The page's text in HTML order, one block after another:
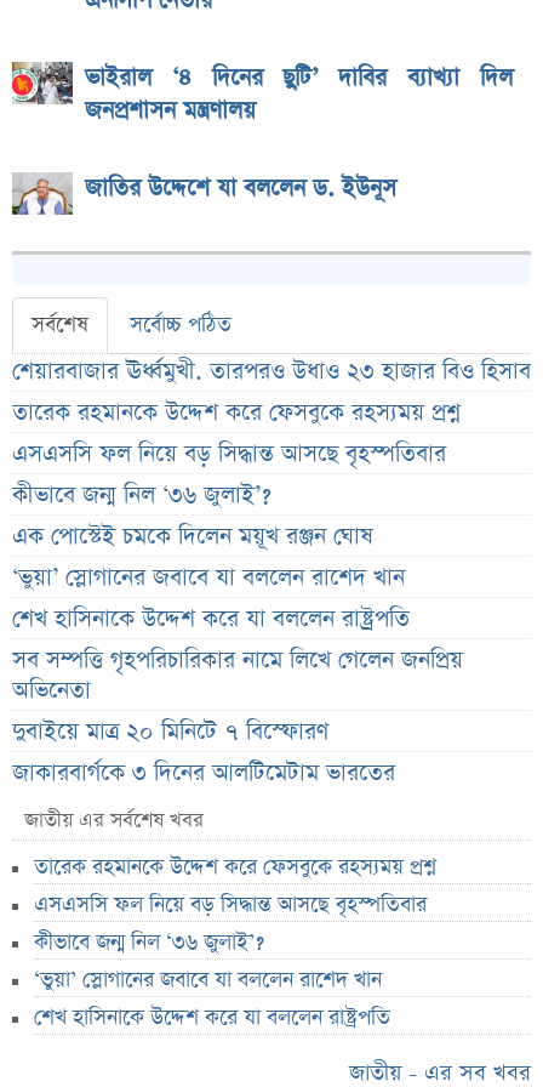
ভাইরাল ‘৪ দিনের ছুটি’ দাবির ব্যাখ্যা দিল
জনপ্রশাসন মন্ত্রণালয়
জাতির উদ্দেশে যা বললেন ড. ইউনূস
সর্বশেষ সর্বোচ্চ পঠিত
শেয়ারবাজার ঊর্ধ্বমুখী. তারপরও উধাও ২৩ হাজার বিও হিসাব
তারেক রহমানকে উদ্দেশ করে ফেসবুকে রহস্যময় প্রশ্ন
এসএসসি ফল নিয়ে বড় সিদ্ধান্ত আসছে বৃহস্পতিবার
কীভাবে জন্ম নিল ‘৩৬ জুলাই’?
এক পোস্টেই চমকে দিলেন ময়ূখ রঞ্জন ঘোষ
‘ভুয়া’ স্লোগানের জবাবে যা বললেন রাশেদ খান
শেখ হাসিনাকে উদ্দেশ করে যা বললেন রাষ্ট্রপতি
সব সম্পত্তি গৃহপরিচারিকার নামে লিখে গেলেন জনপ্রিয়
অভিনেতা
দুবাইয়ে মাত্র ২০ মিনিটে ৭ বিস্ফোরণ
জাকারবার্গকে ৩ দিনের আলটিমেটাম ভারতের
সরকারি ওয়েবসাইটে ‘Error 503’, কারণ জানালেন
উপদেষ্টা
ব্যাংক কর্মকর্তার অভিযোগে তোলপাড়, অব্যাহতি এনসিপি
নেতার
ভাইরাল ‘৪ দিনের ছুটি’ দাবির ব্যাখ্যা দিল জনপ্রশাসন
মন্ত্রণালয়
জাতির উদ্দেশে যা বললেন ড. ইউনূস
আগামী ৪ দিনের আবহাওয়া নিয়ে বড় সতর্কবার্তা
জাতীয় এর সর্বশেষ খবর
তারেক রহমানকে উদ্দেশ করে ফেসবুকে রহস্যময় প্রশ্ন
এসএসসি ফল নিয়ে বড় সিদ্ধান্ত আসছে বৃহস্পতিবার
কীভাবে জন্ম নিল ‘৩৬ জুলাই’?
‘ভুয়া’ স্লোগানের জবাবে যা বললেন রাশেদ খান
শেখ হাসিনাকে উদ্দেশ করে যা বললেন রাষ্ট্রপতি
জাতীয় - এর সব খবর